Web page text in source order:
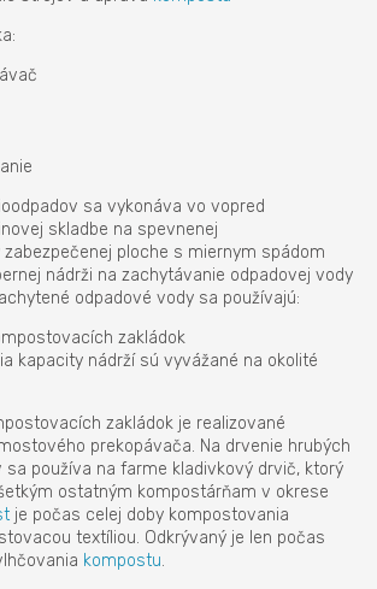
sa vykonáva vo vopred
skladbe na spevnenej
ploche s miernym spádom
nádrži na zachytávanie odpadovej vody
odpadové vody sa používajú:
zakládok
kapacity nádrží sú vyvážané na okolité
zakládok je realizované
prekopávača. Na drvenie hrubých
sa používa na farme kladivkový drvič, ktorý
ostatným kompostárňam v okrese
je počas celej doby kompostovania
textíliou. Odkrývaný je len počas
kompostu.